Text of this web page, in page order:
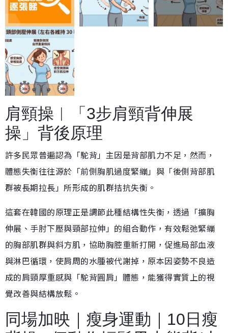
肩頸操︱「3步肩頸背伸展
操」背後原理
許多民眾普遍認為「駝背」主因是背部肌力不足，然而，
體態失衡往往源於「前側胸肌過度緊繃」與「後側背部肌
群被長期拉長」所形成的肌群拮抗失衡。
這套在韓國的原理正是調節此種結構性失衡，透過「擴胸
伸展、手肘下壓與頸部拉伸」的組合動作，有效鬆弛緊繃
的胸部肌群與斜方肌，協助胸腔重新打開，促進局部血液
與淋巴循環，使肩周的水腫被代謝掉，原本因姿勢不良造
成的肩頸厚重感與「駝背圓肩」體態，能獲得實質上的視
覺改善與結構放鬆。
同場加映｜瘦身運動｜10日瘦